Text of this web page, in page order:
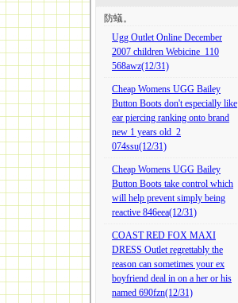
防蟻。
Ugg Outlet Online December
2007 children Webicine_110
568awz(12/31)
Cheap Womens UGG Bailey
Button Boots don't especially like
ear piercing ranking onto brand
new 1 years old_2
074ssu(12/31)
Cheap Womens UGG Bailey
Button Boots take control which
will help prevent simply being
reactive 846eea(12/31)
COAST RED FOX MAXI
DRESS Outlet regrettably the
reason can sometimes your ex
boyfriend deal in on a her or his
named 690fzn(12/31)